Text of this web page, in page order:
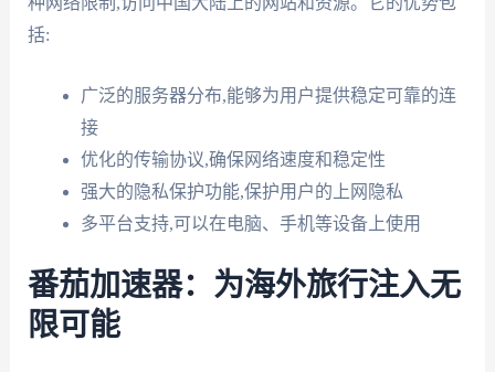
括:
广泛的服务器分布,能够为用户提供稳定可靠的连
接
优化的传输协议,确保网络速度和稳定性
强大的隐私保护功能,保护用户的上网隐私
多平台支持,可以在电脑、手机等设备上使用
番茄加速器：为海外旅行注入无
限可能